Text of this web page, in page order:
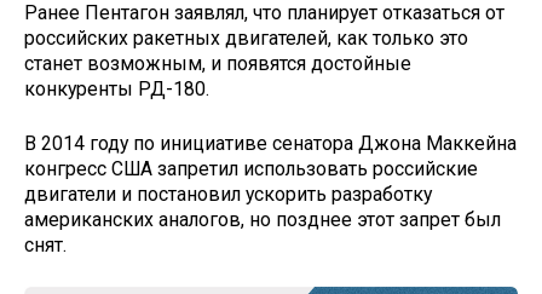
Ранее Пентагон заявлял, что планирует отказаться от
российских ракетных двигателей, как только это
станет возможным, и появятся достойные
конкуренты РД-180.
В 2014 году по инициативе сенатора Джона Маккейна
конгресс США запретил использовать российские
двигатели и постановил ускорить разработку
американских аналогов, но позднее этот запрет был
снят.